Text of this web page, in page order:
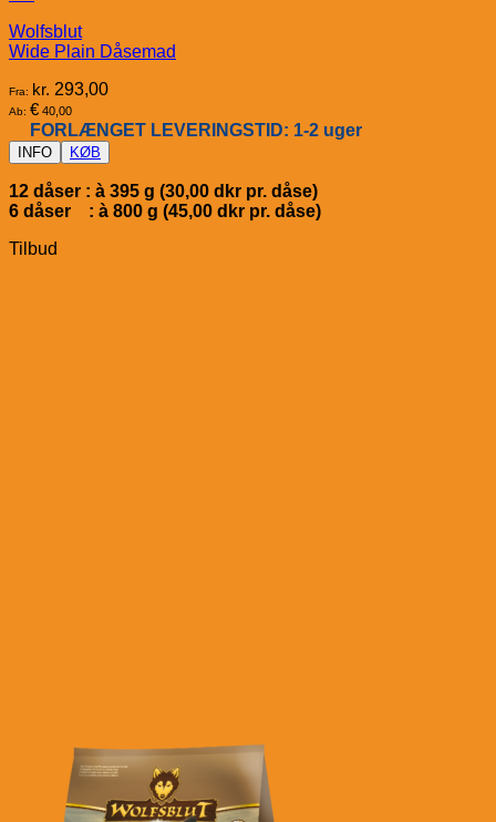
Wolfsblut
Wide Plain Dåsemad
Fra: kr. 293,00
Ab: € 40,00
FORLÆNGET LEVERINGSTID: 1-2 uger
INFO KØB
12 dåser : à 395 g (30,00 dkr pr. dåse)
6 dåser : à 800 g (45,00 dkr pr. dåse)
Tilbud